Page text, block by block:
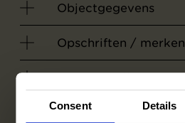
Consent Details
Objectgegevens
Opschriften / merken
Tentoonstellingen
Literatuur